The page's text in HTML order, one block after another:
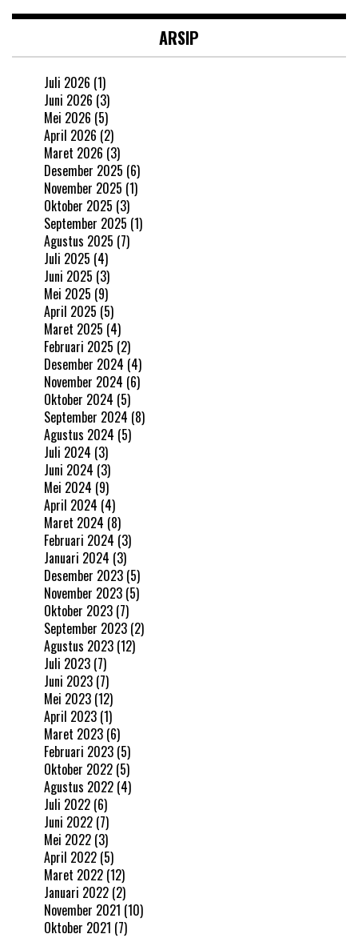
ARSIP
Juli 2026 (1)
Juni 2026 (3)
Mei 2026 (5)
April 2026 (2)
Maret 2026 (3)
Desember 2025 (6)
November 2025 (1)
Oktober 2025 (3)
September 2025 (1)
Agustus 2025 (7)
Juli 2025 (4)
Juni 2025 (3)
Mei 2025 (9)
April 2025 (5)
Maret 2025 (4)
Februari 2025 (2)
Desember 2024 (4)
November 2024 (6)
Oktober 2024 (5)
September 2024 (8)
Agustus 2024 (5)
Juli 2024 (3)
Juni 2024 (3)
Mei 2024 (9)
April 2024 (4)
Maret 2024 (8)
Februari 2024 (3)
Januari 2024 (3)
Desember 2023 (5)
November 2023 (5)
Oktober 2023 (7)
September 2023 (2)
Agustus 2023 (12)
Juli 2023 (7)
Juni 2023 (7)
Mei 2023 (12)
April 2023 (1)
Maret 2023 (6)
Februari 2023 (5)
Oktober 2022 (5)
Agustus 2022 (4)
Juli 2022 (6)
Juni 2022 (7)
Mei 2022 (3)
April 2022 (5)
Maret 2022 (12)
Januari 2022 (2)
November 2021 (10)
Oktober 2021 (7)